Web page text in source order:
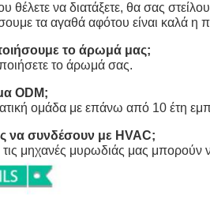
να διατάξετε, θα σας
τα αγαθά αφότου είναι καλά η
το άρωμά μας;
το άρωμά σας.
ODM;
ομάδα με επάνω από 10 έτη
να συνδέσουν με HVAC;
μηχανές μυρωδιάς μας